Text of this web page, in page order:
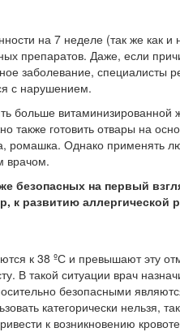
на 7 неделе (так же как и
препаратов. Даже, если
заболевание, специалисты
с нарушением.
больше витаминизированной
готовить отвары на
ромашка. Однако применять
врачом.
безопасных на первый
к развитию аллергической
к 38 ºС и превышают эту
В такой ситуации врач
безопасными
категорически нельзя,
к возникновению